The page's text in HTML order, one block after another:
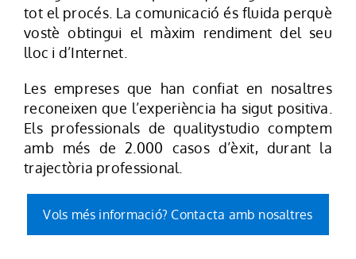
tot el procés. La comunicació és fluida perquè
vostè obtingui el màxim rendiment del seu
lloc i d’Internet.
Les empreses que han confiat en nosaltres
reconeixen que l’experiència ha sigut positiva.
Els professionals de qualitystudio comptem
amb més de 2.000 casos d’èxit, durant la
trajectòria professional.
Vols més informació? Contacta amb nosaltres